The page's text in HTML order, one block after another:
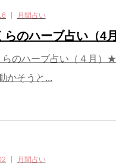
月間占い
のハーブ占い（4
のハーブ占い（４月
かそうと...
月間占い